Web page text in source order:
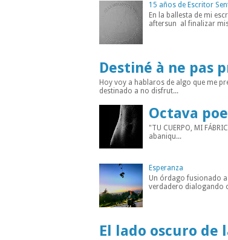
15 años de Escritor
En la ballesta de mi
aftersun al finalizar
Destiné à ne pas
Hoy voy a hablaros de algo que me
destinado a no disfrut...
Octava
"TU CUERPO, MI
abaniqu...
Esperanza
Un órdago fusionado
verdadero dialogando
El lado oscuro de